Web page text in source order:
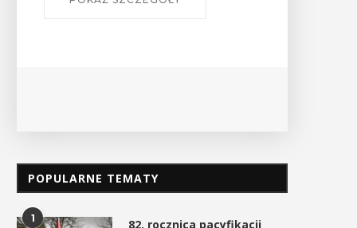
POPULARNE TEMATY
1
82. rocznica pacyfikacji